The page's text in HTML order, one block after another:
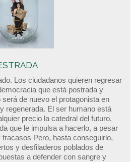
Los ciudadanos quieren regresar
que está postrada y
de nuevo el protagonista en
regenerada. El ser humano está
precio la catedral del futuro.
que le impulsa a hacerlo, a pesar
Pero, hasta conseguirlo,
y desfiladeros poblados de
a defender con sangre y